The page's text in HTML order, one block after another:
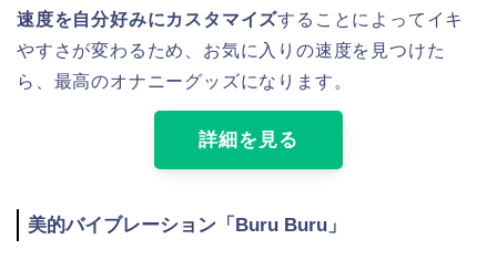
速度を自分好みにカスタマイズすることによってイキ
やすさが変わるため、お気に入りの速度を見つけた
ら、最高のオナニーグッズになります。
詳細を見る
美的バイブレーション「Buru Buru」